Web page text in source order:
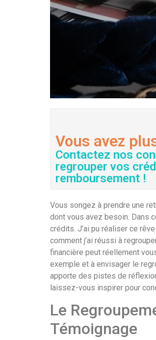
Vous avez
Contactez nos
regrouper vos
remboursement !
Vous songez à prendre une
dont vous avez besoin. Dans
crédits. J’ai pu réaliser ce
comment j’ai réussi à
financière peut réellement
exemple et à envisager le
apporte des pistes de
laissez-vous inspirer pour
Le
Témoignage